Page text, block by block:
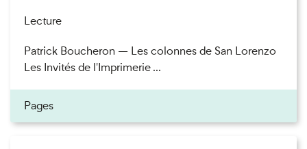
Lecture
Patrick Boucheron — Les colonnes de San Lorenzo
Les Invités de l'Imprimerie ...
Pages